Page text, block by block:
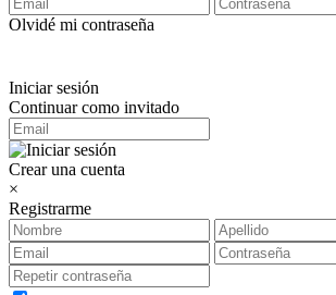
Olvidé mi contraseña
Iniciar sesión
Continuar como invitado
Crear una cuenta
×
Registrarme